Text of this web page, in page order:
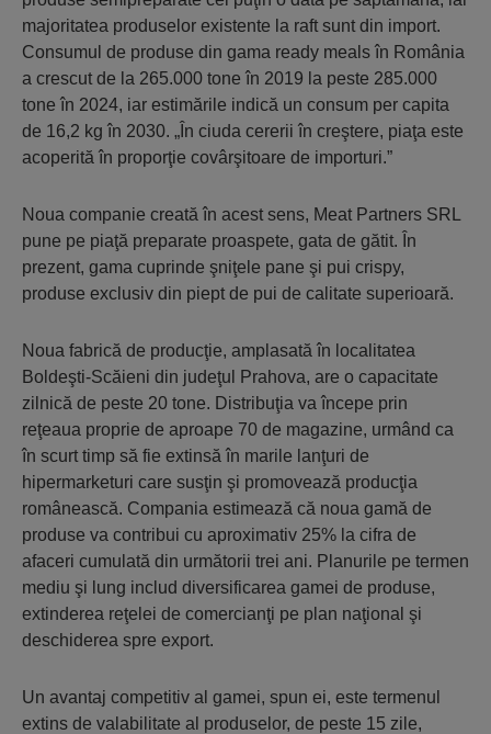
majoritatea produselor existente la raft sunt din import.
Consumul de produse din gama ready meals în România
a crescut de la 265.000 tone în 2019 la peste 285.000
tone în 2024, iar estimările indică un consum per capita
de 16,2 kg în 2030. „În ciuda cererii în creştere, piaţa este
acoperită în proporţie covârşitoare de importuri.”
Noua companie creată în acest sens, Meat Partners SRL
pune pe piaţă preparate proaspete, gata de gătit. În
prezent, gama cuprinde şniţele pane şi pui crispy,
produse exclusiv din piept de pui de calitate superioară.
Noua fabrică de producţie, amplasată în localitatea
Boldeşti-Scăieni din judeţul Prahova, are o capacitate
zilnică de peste 20 tone. Distribuţia va începe prin
reţeaua proprie de aproape 70 de magazine, urmând ca
în scurt timp să fie extinsă în marile lanţuri de
hipermarketuri care susţin şi promovează producţia
românească. Compania estimează că noua gamă de
produse va contribui cu aproximativ 25% la cifra de
afaceri cumulată din următorii trei ani. Planurile pe termen
mediu şi lung includ diversificarea gamei de produse,
extinderea reţelei de comercianţi pe plan naţional şi
deschiderea spre export.
Un avantaj competitiv al gamei, spun ei, este termenul
extins de valabilitate al produselor, de peste 15 zile,